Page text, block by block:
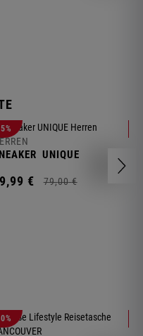
UNIQUE
99 € 79,00 €